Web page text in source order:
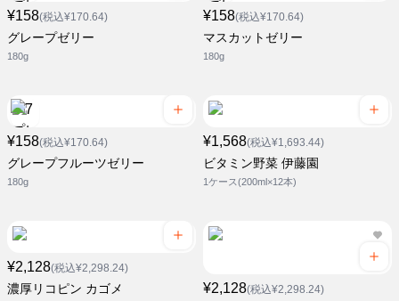
¥158(税込¥170.64)
グレープゼリー
180g
¥158(税込¥170.64)
マスカットゼリー
180g
¥158(税込¥170.64)
グレープフルーツゼリー
180g
¥1,568(税込¥1,693.44)
ビタミン野菜 伊藤園
1ケース(200ml×12本)
¥2,128(税込¥2,298.24)
濃厚リコピン カゴメ ¥2,128(税込¥2,298.24)